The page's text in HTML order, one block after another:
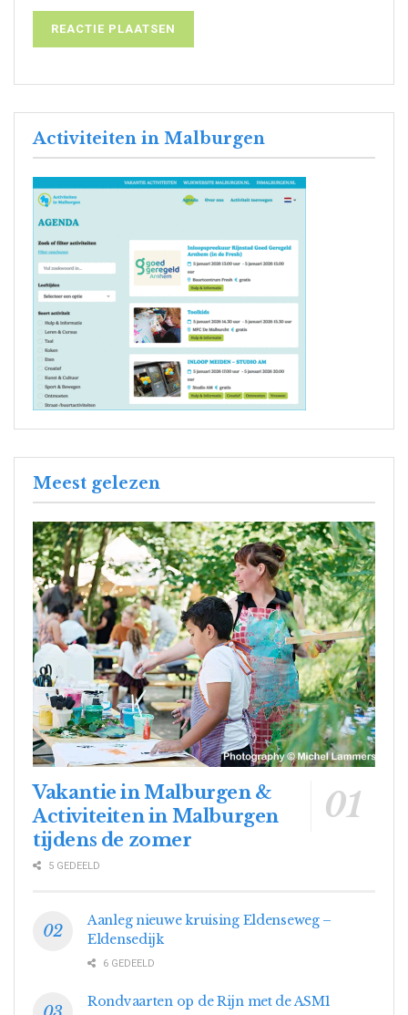
Activiteiten in Malburgen
Meest gelezen
Vakantie in Malburgen &
Activiteiten in Malburgen
tijdens de zomer
5 GEDEELD
Aanleg nieuwe kruising Eldenseweg –
Eldensedijk
6 GEDEELD
Rondvaarten op de Rijn met de ASM1